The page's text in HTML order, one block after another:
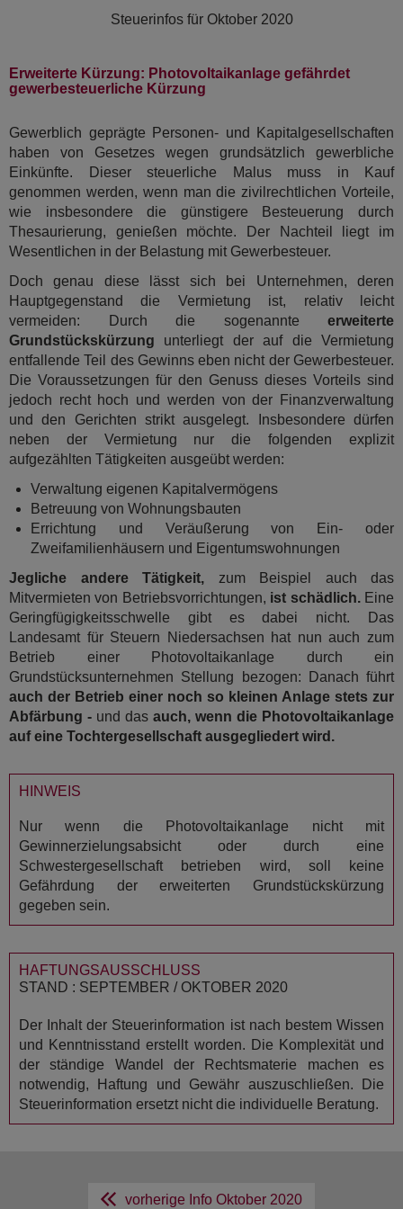
Steuerinfos für Oktober 2020
Erweiterte Kürzung: Photovoltaikanlage gefährdet
gewerbesteuerliche Kürzung
Gewerblich geprägte Personen- und Kapitalgesellschaften
haben von Gesetzes wegen grundsätzlich gewerbliche
Einkünfte. Dieser steuerliche Malus muss in Kauf
genommen werden, wenn man die zivilrechtlichen Vorteile,
wie insbesondere die günstigere Besteuerung durch
Thesaurierung, genießen möchte. Der Nachteil liegt im
Wesentlichen in der Belastung mit Gewerbesteuer.
Doch genau diese lässt sich bei Unternehmen, deren
Hauptgegenstand die Vermietung ist, relativ leicht
vermeiden: Durch die sogenannte erweiterte
Grundstückskürzung unterliegt der auf die Vermietung
entfallende Teil des Gewinns eben nicht der Gewerbesteuer.
Die Voraussetzungen für den Genuss dieses Vorteils sind
jedoch recht hoch und werden von der Finanzverwaltung
und den Gerichten strikt ausgelegt. Insbesondere dürfen
neben der Vermietung nur die folgenden explizit
aufgezählten Tätigkeiten ausgeübt werden:
Verwaltung eigenen Kapitalvermögens
Betreuung von Wohnungsbauten
Errichtung und Veräußerung von Ein- oder
Zweifamilienhäusern und Eigentumswohnungen
Jegliche andere Tätigkeit, zum Beispiel auch das
Mitvermieten von Betriebsvorrichtungen, ist schädlich.Eine
Geringfügigkeitsschwelle gibt es dabei nicht. Das
Landesamt für Steuern Niedersachsen hat nun auch zum
Betrieb einer Photovoltaikanlage durch ein
Grundstücksunternehmen Stellung bezogen: Danach führt
auch der Betrieb einer noch so kleinen Anlage stets zur
Abfärbung - und das auch, wenn die Photovoltaikanlage
auf eine Tochtergesellschaft ausgegliedert wird.
HINWEIS
Nur wenn die Photovoltaikanlage nicht mit
Gewinnerzielungsabsicht oder durch eine
Schwestergesellschaft betrieben wird, soll keine
Gefährdung der erweiterten Grundstückskürzung
gegeben sein.
HAFTUNGSAUSSCHLUSS
STAND : SEPTEMBER / OKTOBER 2020
Der Inhalt der Steuerinformation ist nach bestem Wissen
und Kenntnisstand erstellt worden. Die Komplexität und
der ständige Wandel der Rechtsmaterie machen es
notwendig, Haftung und Gewähr auszuschließen. Die
Steuerinformation ersetzt nicht die individuelle Beratung.
vorherige Info Oktober 2020